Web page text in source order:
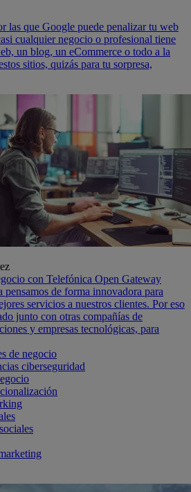
las que Google puede penalizar tu web
cualquier negocio o profesional tiene
un blog, un eCommerce o todo a la
sitios, quizás para tu sorpresa,
con Telefónica Open Gateway
pensamos de forma innovadora para
servicios a nuestros clientes. Por eso
junto con otras compañías de
y empresas tecnológicas, para
de negocio
ciberseguridad